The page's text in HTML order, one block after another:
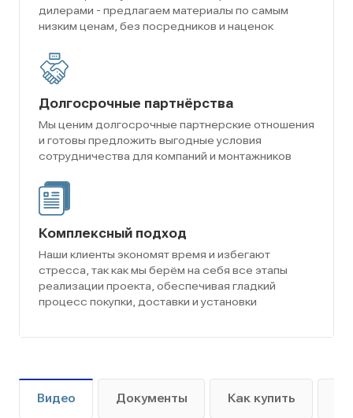
дилерами - предлагаем материалы по самым
низким ценам, без посредников и наценок
Долгосрочные партнёрства
Мы ценим долгосрочные партнерские отношения
и готовы предложить выгодные условия
сотрудничества для компаний и монтажников
Комплексный подход
Наши клиенты экономят время и избегают
стресса, так как мы берём на себя все этапы
реализации проекта, обеспечивая гладкий
процесс покупки, доставки и установки
Видео Документы Как купить